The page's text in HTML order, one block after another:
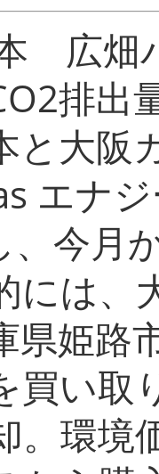
広畑
排出
大阪
エナ
、今月
には、
県姫路
買い取
。環境